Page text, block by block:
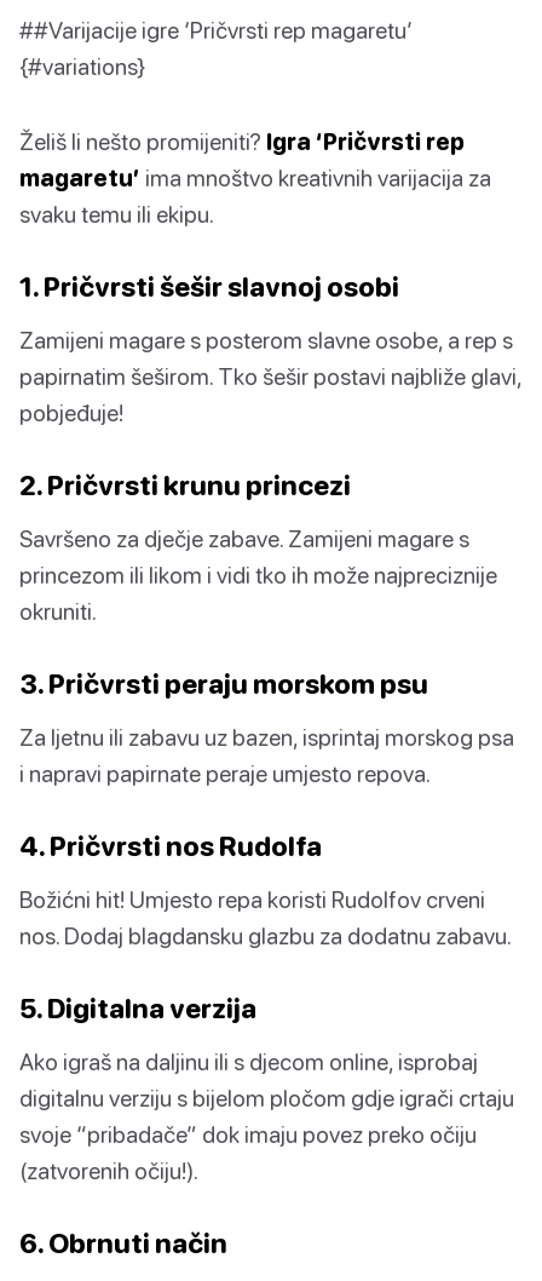
##Varijacije igre ‘Pričvrsti rep magaretu’
{#variations}
Želiš li nešto promijeniti? Igra ‘Pričvrsti rep
magaretu’ ima mnoštvo kreativnih varijacija za
svaku temu ili ekipu.
1. Pričvrsti šešir slavnoj osobi
Zamijeni magare s posterom slavne osobe, a rep s
papirnatim šeširom. Tko šešir postavi najbliže glavi,
pobjeđuje!
2. Pričvrsti krunu princezi
Savršeno za dječje zabave. Zamijeni magare s
princezom ili likom i vidi tko ih može najpreciznije
okruniti.
3. Pričvrsti peraju morskom psu
Za ljetnu ili zabavu uz bazen, isprintaj morskog psa
i napravi papirnate peraje umjesto repova.
4. Pričvrsti nos Rudolfa
Božićni hit! Umjesto repa koristi Rudolfov crveni
nos. Dodaj blagdansku glazbu za dodatnu zabavu.
5. Digitalna verzija
Ako igraš na daljinu ili s djecom online, isprobaj
digitalnu verziju s bijelom pločom gdje igrači crtaju
svoje “pribadače” dok imaju povez preko očiju
(zatvorenih očiju!).
6. Obrnuti način